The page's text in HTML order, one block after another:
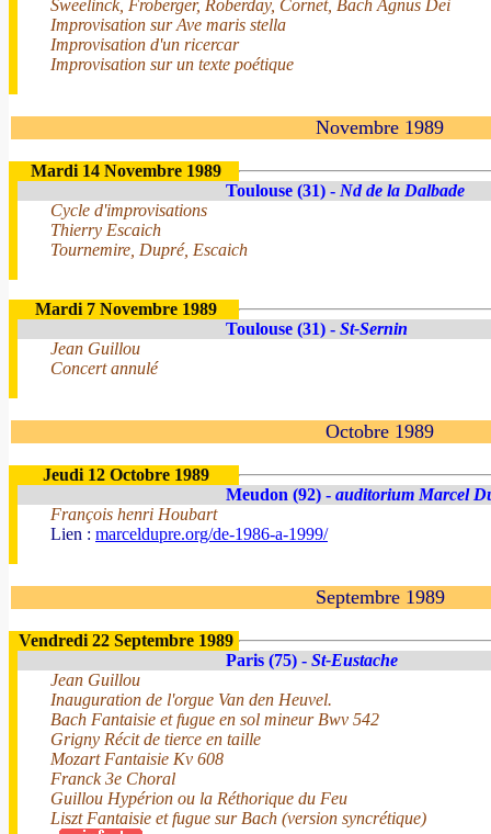
Sweelinck, Froberger, Roberday, Cornet, Bach Agnus Dei
Improvisation sur Ave maris stella
Improvisation d'un ricercar
Improvisation sur un texte poétique
Novembre 1989
Mardi 14 Novembre 1989
Toulouse (31) - Nd de la Dalbade
Cycle d'improvisations
Thierry Escaich
Tournemire, Dupré, Escaich
Mardi 7 Novembre 1989
Toulouse (31) - St-Sernin
Jean Guillou
Concert annulé
Octobre 1989
Jeudi 12 Octobre 1989
Meudon (92) - auditorium Marcel
François henri Houbart
Lien : marceldupre.org/de-1986-a-1999/
Septembre 1989
Vendredi 22 Septembre 1989
Paris (75) - St-Eustache
Jean Guillou
Inauguration de l'orgue Van den Heuvel.
Bach Fantaisie et fugue en sol mineur Bwv 542
Grigny Récit de tierce en taille
Mozart Fantaisie Kv 608
Franck 3e Choral
Guillou Hypérion ou la Réthorique du Feu
Liszt Fantaisie et fugue sur Bach (version syncrétique)